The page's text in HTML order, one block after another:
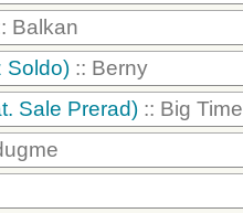
Balkan
Soldo) :: Berny
Sale Prerad) :: Big Time